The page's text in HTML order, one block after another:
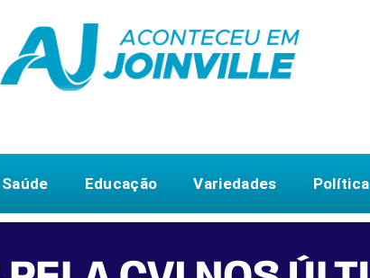
Saúde Educação Variedades Política